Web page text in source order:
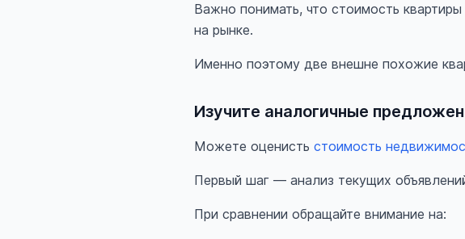
Важно понимать, что стоимость
на рынке.
Именно поэтому две внешне похожие
Изучите аналогичные
Можете оценисть стоимость
Первый шаг — анализ текущих
При сравнении обращайте внимание на: